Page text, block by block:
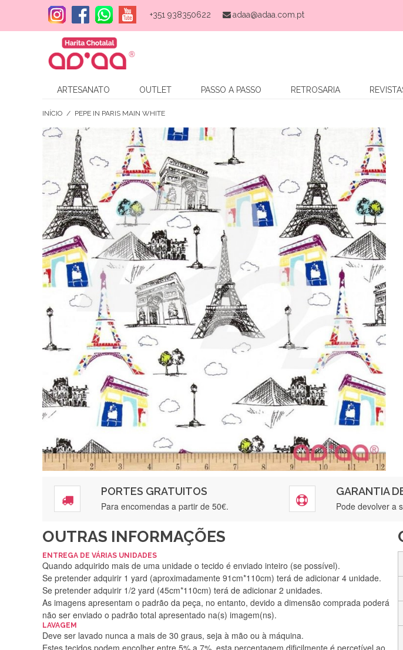
+351 938350622 adaa@adaa.com.pt
ARTESANATO OUTLET PASSO A PASSO RETROSARIA
INÍCIO / PEPE IN PARIS MAIN WHITE
PORTES GRATUITOS
Para encomendas a partir de 50€.
GARANTIA
Pode devolver a
OUTRAS INFORMAÇÕES
ENTREGA DE VÁRIAS UNIDADES
Quando adquirido mais de uma unidade o tecido é enviado inteiro (se possível).
Se pretender adquirir 1 yard (aproximadamente 91cm*110cm) terá de adicionar 4 unidade.
Se pretender adquirir 1/2 yard (45cm*110cm) terá de adicionar 2 unidades.
As imagens apresentam o padrão da peça, no entanto, devido a dimensão comprada poderá
não ser enviado o padrão total apresentado na(s) imagem(ns).
LAVAGEM
Deve ser lavado nunca a mais de 30 graus, seja à mão ou à máquina.
Estes tecidos podem encolher entre 5% a 7%, esta percentagem dificilmente é percetível ao
Silvia
Encomenda direitinha. Rapidez e